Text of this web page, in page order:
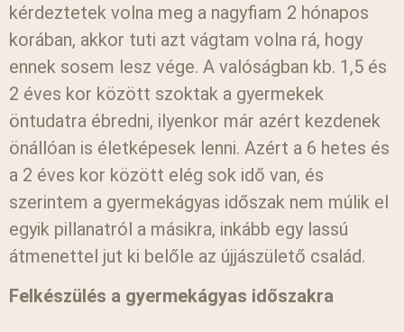
kérdeztetek volna meg a nagyfiam 2 hónapos
korában, akkor tuti azt vágtam volna rá, hogy
ennek sosem lesz vége. A valóságban kb. 1,5 és
2 éves kor között szoktak a gyermekek
öntudatra ébredni, ilyenkor már azért kezdenek
önállóan is életképesek lenni. Azért a 6 hetes és
a 2 éves kor között elég sok idő van, és
szerintem a gyermekágyas időszak nem múlik el
egyik pillanatról a másikra, inkább egy lassú
átmenettel jut ki belőle az újjászülető család.
Felkészülés a gyermekágyas időszakra